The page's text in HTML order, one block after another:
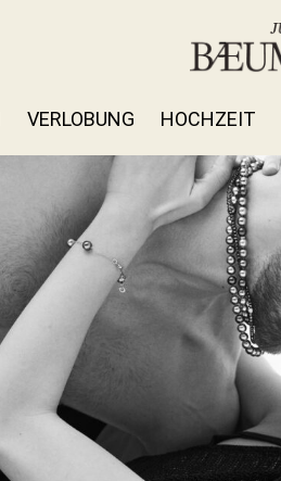
VERLOBUNG HOCHZEIT